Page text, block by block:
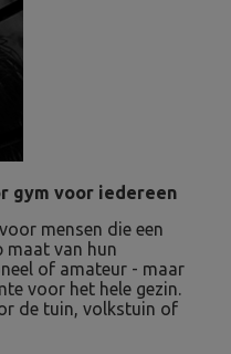
gym voor iedereen
mensen die een
maat van hun
of amateur - maar
voor het hele gezin.
de tuin, volkstuin of